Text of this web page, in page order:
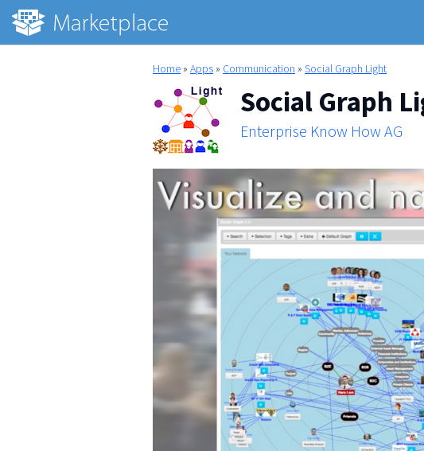
Home » Apps » Communication » Social Graph Light
Social Graph
Enterprise Know How AG